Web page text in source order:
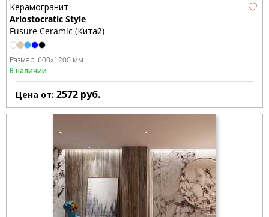
Керамогранит
Ariostocratic Style
Fusure Ceramic (Китай)
Размер: 600x1200 мм
В наличии
Цена от: 2572 руб.